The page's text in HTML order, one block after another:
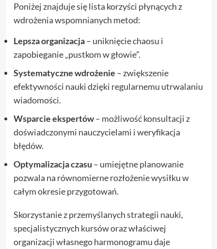
Poniżej znajduje się lista korzyści płynących z
wdrożenia wspomnianych metod:
Lepsza organizacja– uniknięcie chaosu i
zapobieganie „pustkom w głowie”.
Systematyczne wdrożenie – zwiększenie
efektywności nauki dzięki regularnemu utrwalaniu
wiadomości.
Wsparcie ekspertów– możliwość konsultacji z
doświadczonymi nauczycielami i weryfikacja
błędów.
Optymalizacja czasu – umiejętne planowanie
pozwala na równomierne rozłożenie wysiłku w
całym okresie przygotowań.
Skorzystanie z przemyślanych strategii nauki,
specjalistycznych kursów oraz właściwej
organizacji własnego harmonogramu daje